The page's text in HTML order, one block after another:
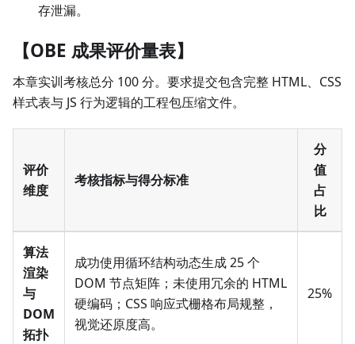
存泄漏。
【OBE 成果评价量表】
本章实训考核总分 100 分。要求提交包含完整 HTML、CSS
样式表与 JS 行为逻辑的工程包压缩文件。
评价
维度
考核指标与得分标准
分
值
占
比
算法
渲染
与
DOM
拓扑
成功使用循环结构动态生成 25 个
DOM 节点矩阵；未使用冗余的 HTML
硬编码；CSS 响应式栅格布局规整，
视觉还原度高。
25%